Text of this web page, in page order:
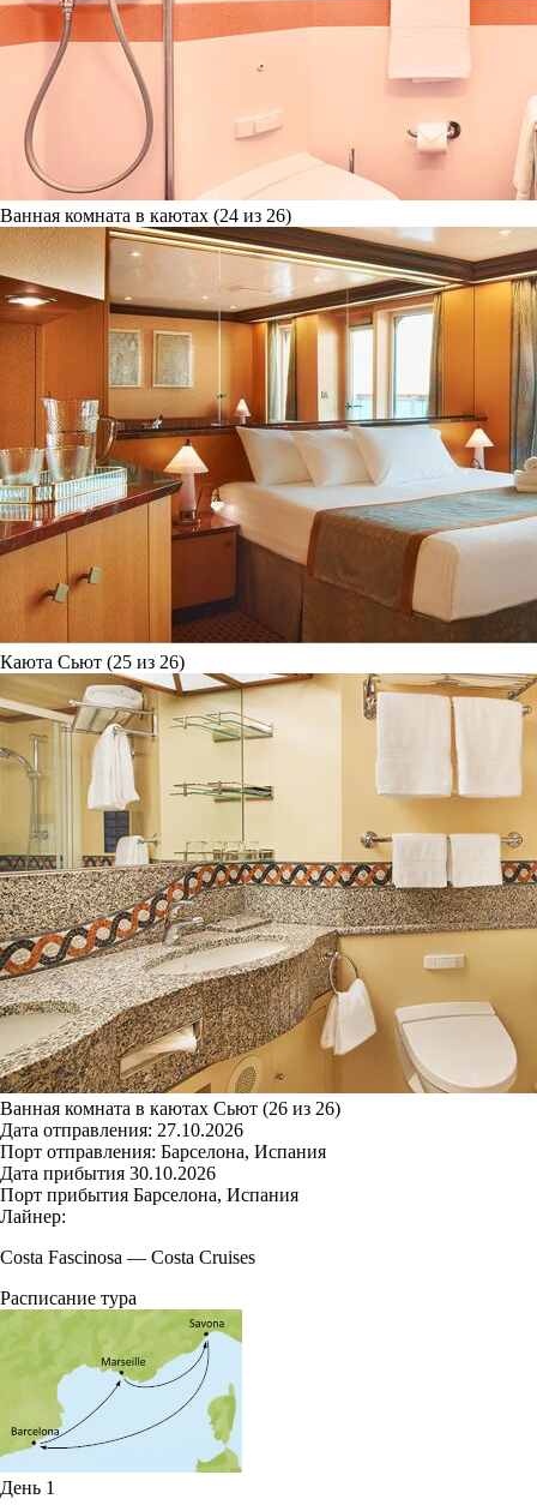
Ванная комната в каютах (24 из 26)
Каюта Сьют (25 из 26)
Ванная комната в каютах Сьют (26 из 26)
Дата отправления: 27.10.2026
Порт отправления: Барселона, Испания
Дата прибытия 30.10.2026
Порт прибытия Барселона, Испания
Лайнер:
Costa Fascinosa — Costa Cruises
Расписание тура
День 1